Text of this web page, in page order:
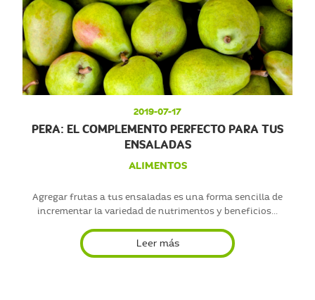
2019-07-17
PERA: EL COMPLEMENTO PERFECTO PARA TUS
ENSALADAS
ALIMENTOS
Agregar frutas a tus ensaladas es una forma sencilla de
incrementar la variedad de nutrimentos y beneficios...
Leer más